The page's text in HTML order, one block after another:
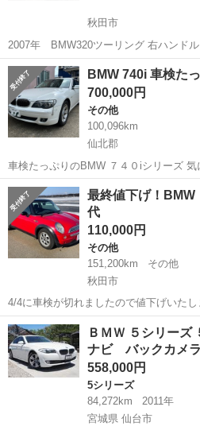
秋田市
2007年 BMW320ツーリング 右ハンド
ェーン 車検令和4年12月 5人乗りステーションワゴン プッシュスター
トのキーレスゴー 関東仕入れ 前オ
秋田 秋田市 ステ
BMW 740i 車検た
700,000円
その他
100,096km
仙北郡
車検たっぷりのBMW ７４０iシリーズ 気になる事は質問からお願いし
ますm(_ _)m
秋田 仙北郡 その他
最終値下げ！BMW
代
110,000円
その他
151,200km
その他
秋田市
4/4に車検が切れましたので値下げいた
しとなります。 現状販売売り切りのリサイクル券も全て込みの価格で
す 今迄大切にメンテしながら乗ってき
り心惜しい処ですが掲載いた...
秋田 秋田市 走行距離
ＢＭＷ ５シリー
ナビ バックカメ
558,000円
5シリーズ
84,272km
2011年
宮城県 仙台市